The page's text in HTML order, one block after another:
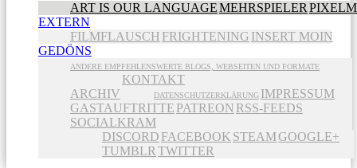
ART IS OUR LANGUAGEMEHRSPIELER
EXTERN
FILMFLAUSCH FRIGHTENING INSERT MOIN
GEDÖNS
ANDERE EMPFEHLENSWERTE BLOGS, WEBSEITEN UND FORMATE
ARCHIV
KONTAKT
DATENSCHUTZERKLÄRUNG IMPRESSUM
GASTAUFTRITTE PATREON RSS-FEEDS
SOCIALKRAM
DISCORD FACEBOOK STEAMGOOGLE+
TUMBLR TWITTER